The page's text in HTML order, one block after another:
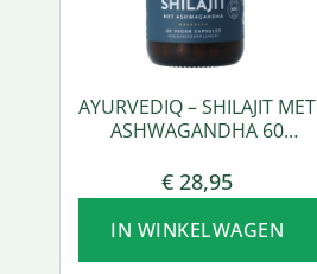
AYURVEDIQ – SHILAJIT MET
ASHWAGANDHA 60
€ 28,95
IN WINKELWAGEN